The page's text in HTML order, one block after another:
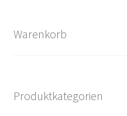
Warenkorb
Produktkategorien